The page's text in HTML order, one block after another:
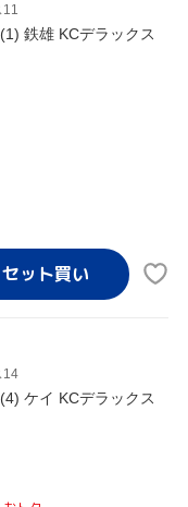
鉄雄 KCデラックス
14
ケイ KCデラックス